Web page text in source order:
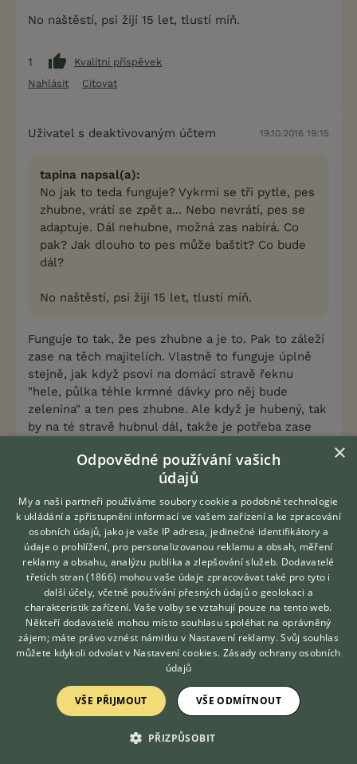
No naštěstí, psi žijí 15 let, tlustí míň.
1
Kvalitní příspěvek
Nahlásit
Citovat
Uživatel s deaktivovaným účtem 19.10.2016 19:15
tapina napsal(a):
No jak to teda funguje? Vykrmí se tři pytle, pes
zhubne, vrátí se zpět a... Nebo nevrátí, pes se
adaptuje. Dál nehubne, možná zas nabírá. Co
pak? Jak dlouho to pes může baštit? Co bude
dál?
No naštěstí, psi žijí 15 let, tlustí míň.
Funguje to tak, že pes zhubne a je to. Pak to záleží
zase na těch majitelích. Vlastně to funguje úplně
stejně, jak když psovi na domácí stravě řeknu
"hele, půlka téhle krmné dávky pro něj bude
zelenina" a ten pes zhubne. Ale když je hubený, tak
by na té stravě hubnul dál, takže je potřeba zase
Nebo si ho majitelé zase vykrmí. Jejich boj.
A když na to přijde, může to žrát pořád. Pokud toho
bude dostávat hromady, nezhubne :D Mám takovou
kočku-pacientku. Žere metabolic a protože jí
chutná, dávají jí ho ad libitum, kočka si dlabe a je
pořád stejně tlustá. Ale co, snažila jsem se.
Co máte vůbec za problém s granulemi?
0
Kvalitní příspěvek
Uživatel s deaktivovaným účtem 19.10.2016 19:15
Obiloviny, rostlinné vedlejší produkty, maso a
Hledáte zvířecího kamaráda?
Zdarma vám poradí
VETERINÁŘ ONLINE
KONZULTOVAT S
VETERINÁŘEM
×
Odpovědné používání vašich
údajů
My a naši partneři používáme soubory cookie a podobné technologie
k ukládání a zpřístupnění informací ve vašem zařízení a ke zpracování
osobních údajů, jako je vaše IP adresa, jedinečné identifikátory a
údaje o prohlížení, pro personalizovanou reklamu a obsah, měření
reklamy a obsahu, analýzu publika a zlepšování služeb. Dodavatelé
třetích stran (1866) mohou vaše údaje zpracovávat také pro tyto i
další účely, včetně používání přesných údajů o geolokaci a
charakteristik zařízení. Vaše volby se vztahují pouze na tento web.
Někteří dodavatelé mohou místo souhlasu spoléhat na oprávněný
zájem; máte právo vznést námitku v Nastavení reklamy. Svůj souhlas
můžete kdykoli odvolat v Nastavení cookies. Zásady ochrany osobních
údajů
VŠE PŘIJMOUT VŠE ODMÍTNOUT
PŘIZPŮSOBIT